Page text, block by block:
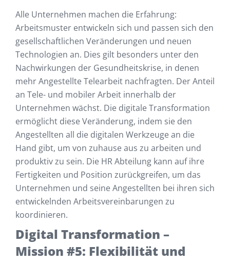
Alle Unternehmen machen die Erfahrung:
Arbeitsmuster entwickeln sich und passen sich den
gesellschaftlichen Veränderungen und neuen
Technologien an. Dies gilt besonders unter den
Nachwirkungen der Gesundheitskrise, in denen
mehr Angestellte Telearbeit nachfragten. Der Anteil
an Tele- und mobiler Arbeit innerhalb der
Unternehmen wächst. Die digitale Transformation
ermöglicht diese Veränderung, indem sie den
Angestellten all die digitalen Werkzeuge an die
Hand gibt, um von zuhause aus zu arbeiten und
produktiv zu sein. Die HR Abteilung kann auf ihre
Fertigkeiten und Position zurückgreifen, um das
Unternehmen und seine Angestellten bei ihren sich
entwickelnden Arbeitsvereinbarungen zu
koordinieren.
Digital Transformation –
Mission #5: Flexibilität und